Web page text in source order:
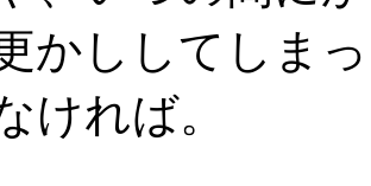
かししてしま
ければ。